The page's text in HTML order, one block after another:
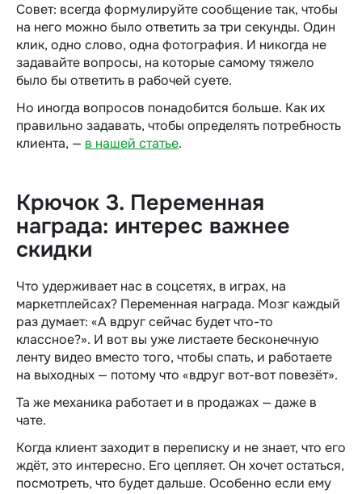
Совет: всегда формулируйте сообщение так, чтобы
на него можно было ответить за три секунды. Один
клик, одно слово, одна фотография. И никогда не
задавайте вопросы, на которые самому тяжело
было бы ответить в рабочей суете.
Но иногда вопросов понадобится больше. Как их
правильно задавать, чтобы определять потребность
клиента, — в нашей статье.
Крючок 3. Переменная
награда: интерес важнее
скидки
Что удерживает нас в соцсетях, в играх, на
маркетплейсах? Переменная награда. Мозг каждый
раз думает: «А вдруг сейчас будет что-то
классное?». И вот вы уже листаете бесконечную
ленту видео вместо того, чтобы спать, и работаете
на выходных — потому что «вдруг вот-вот повезёт».
Та же механика работает и в продажах — даже в
чате.
Когда клиент заходит в переписку и не знает, что его
ждёт, это интересно. Его цепляет. Он хочет остаться,
посмотреть, что будет дальше. Особенно если ему